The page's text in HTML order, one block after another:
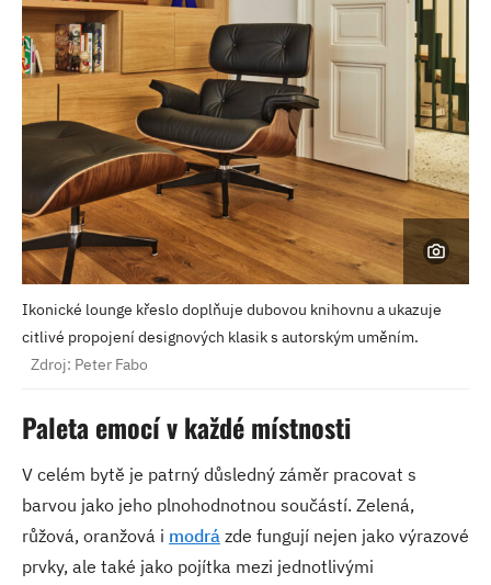
Ikonické lounge křeslo doplňuje dubovou knihovnu a ukazuje
citlivé propojení designových klasik s autorským uměním.
Zdroj: Peter Fabo
Paleta emocí v každé místnosti
V celém bytě je patrný důsledný záměr pracovat s
barvou jako jeho plnohodnotnou součástí. Zelená,
růžová, oranžová i modrá zde fungují nejen jako výrazové
prvky, ale také jako pojítka mezi jednotlivými